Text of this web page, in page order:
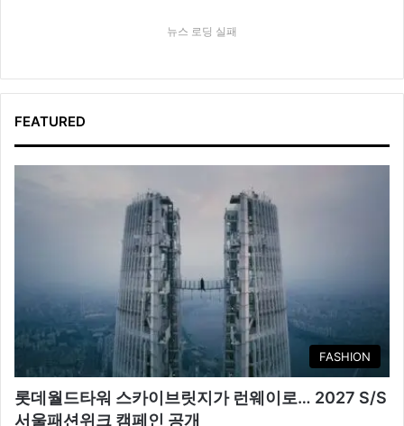
뉴스 로딩 실패
FEATURED
FASHION
롯데월드타워 스카이브릿지가 런웨이로… 2027 S/S
서울패션위크 캠페인 공개